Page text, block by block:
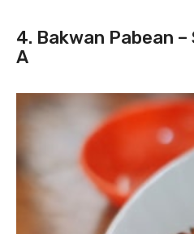
4. Bakwan Pabean –
A